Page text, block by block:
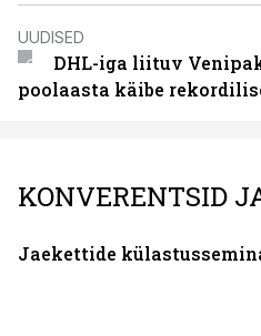
UUDISED
DHL-iga liituv
poolaasta käibe
KONVERENTSID
Jaekettide